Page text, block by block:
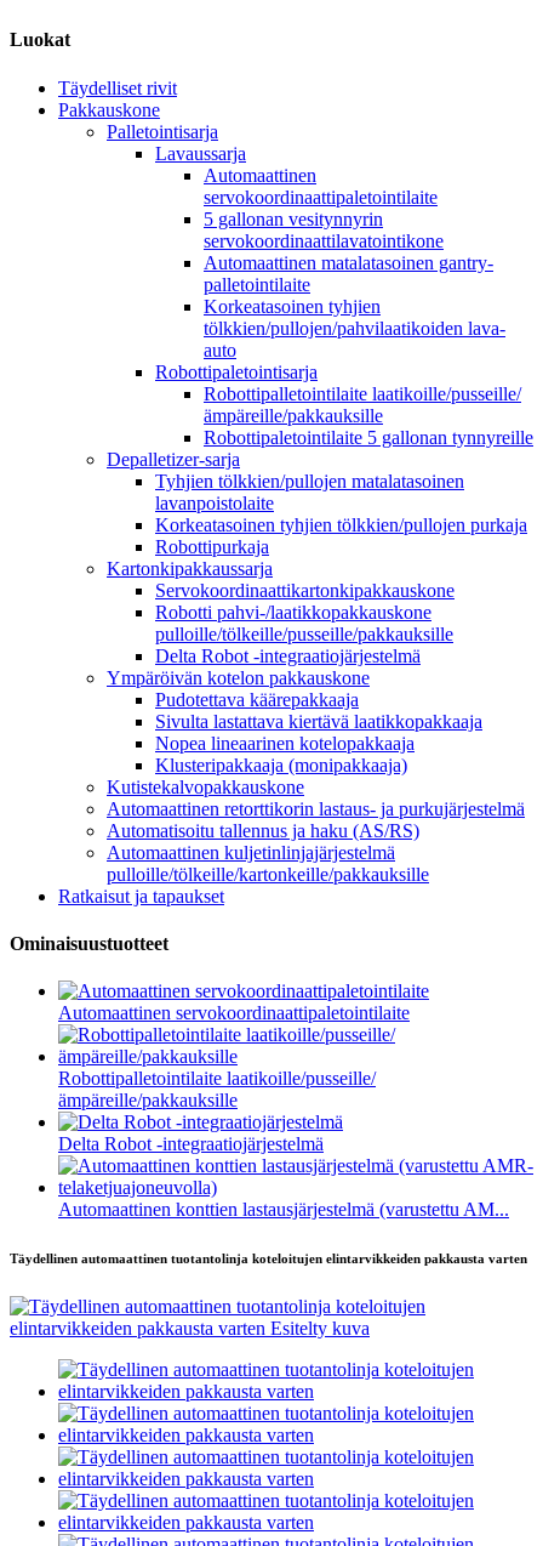
Luokat
Täydelliset rivit
Pakkauskone
Palletointisarja
Lavaussarja
Automaattinen
servokoordinaattipaletointilaite
5 gallonan vesitynnyrin
servokoordinaattilavatointikone
Automaattinen matalatasoinen gantry-
palletointilaite
Korkeatasoinen tyhjien
tölkkien/pullojen/pahvilaatikoiden lava-
auto
Robottipaletointisarja
Robottipalletointilaite laatikoille/pusseille/
ämpäreille/pakkauksille
Robottipaletointilaite 5 gallonan tynnyreille
Depalletizer-sarja
Tyhjien tölkkien/pullojen matalatasoinen
lavanpoistolaite
Korkeatasoinen tyhjien tölkkien/pullojen purkaja
Robottipurkaja
Kartonkipakkaussarja
Servokoordinaattikartonkipakkauskone
Robotti pahvi-/laatikkopakkauskone
pulloille/tölkeille/pusseille/pakkauksille
Delta Robot -integraatiojärjestelmä
Ympäröivän kotelon pakkauskone
Pudotettava käärepakkaaja
Sivulta lastattava kiertävä laatikkopakkaaja
Nopea lineaarinen kotelopakkaaja
Klusteripakkaaja (monipakkaaja)
Kutistekalvopakkauskone
Automaattinen retorttikorin lastaus- ja purkujärjestelmä
Automatisoitu tallennus ja haku (AS/RS)
Automaattinen kuljetinlinjajärjestelmä
pulloille/tölkeille/kartonkeille/pakkauksille
Ratkaisut ja tapaukset
Ominaisuustuotteet
Automaattinen servokoordinaattipaletointilaite
Robottipalletointilaite laatikoille/pusseille/
ämpäreille/pakkauksille
Delta Robot -integraatiojärjestelmä
Automaattinen konttien lastausjärjestelmä (varustettu AM...
Täydellinen automaattinen tuotantolinja koteloitujen elintarvikkeiden pakkausta varten